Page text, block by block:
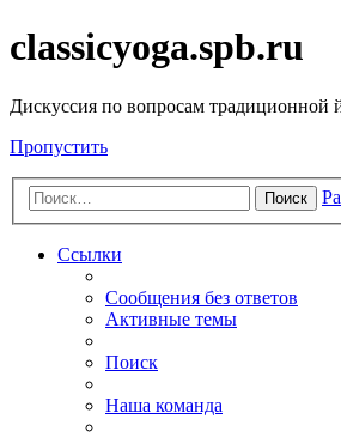
classicyoga.spb.ru
Дискуссия по вопросам традиционной
Пропустить
Поиск
Ссылки
Сообщения без ответов
Активные темы
Поиск
Наша команда